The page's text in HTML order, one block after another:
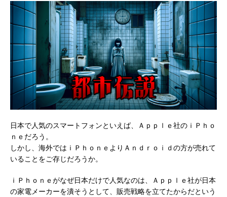
日本で人気のスマートフォンといえば、Ａｐｐｌｅ社のｉＰｈｏ
ｎｅだろう。
しかし、海外ではｉＰｈｏｎｅよりＡｎｄｒｏｉｄの方が売れて
いることをご存じだろうか。
ｉＰｈｏｎｅがなぜ日本だけで人気なのは、Ａｐｐｌｅ社が日本
の家電メーカーを潰そうとして、販売戦略を立てたからだという